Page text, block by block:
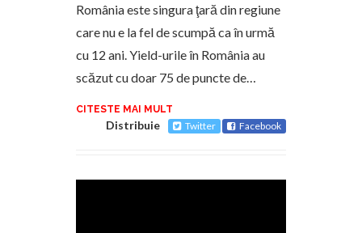
România este singura ţară din regiune
care nu e la fel de scumpă ca în urmă
cu 12 ani. Yield-urile în România au
scăzut cu doar 75 de puncte de…
CITESTE MAI MULT
Distribuie Twitter Facebook